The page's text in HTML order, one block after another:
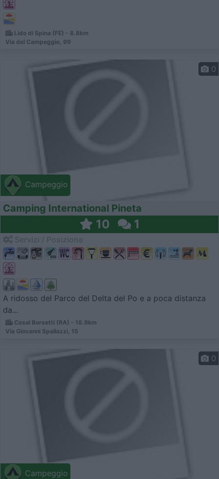
Lido di Spina (FE) - 8.8km
Via del Campeggio, 99
Campeggio
0
Camping International Pineta
10 1
A ridosso del Parco del Delta del Po e a poca distanza
da...
Casal Borsetti (RA) - 18.9km
Via Giovanni Spallazzi, 15
Campeggio
0